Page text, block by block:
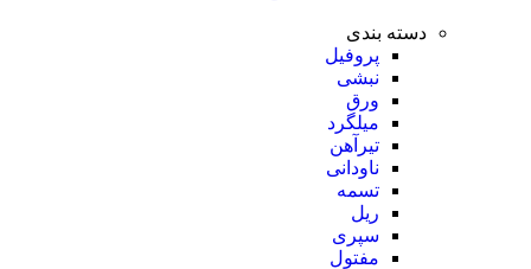
دسته بندی
پروفیل
نبشی
ورق
میلگرد
تیرآهن
ناودانی
تسمه
ریل
سپری
مفتول